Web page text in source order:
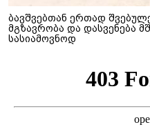
ბავშვებთან ერთად
მგზავრობა და დასვენება
სასიამოვნოდ